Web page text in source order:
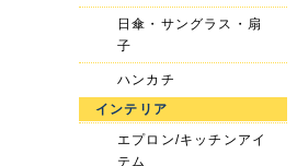
日傘・サングラス・扇
子
ハンカチ
インテリア
エプロン/キッチンアイ
テム